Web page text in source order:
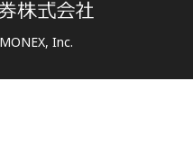
Inc.